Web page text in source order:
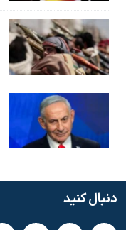
دنبال کنید